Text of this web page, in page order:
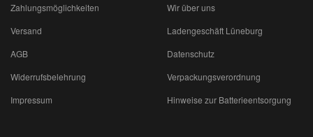
Zahlungsmöglichkeiten
Versand
AGB
Widerrufsbelehrung
Impressum
Wir über uns
Ladengeschäft Lüneburg
Datenschutz
Verpackungsverordnung
Hinweise zur Batterieentsorgung